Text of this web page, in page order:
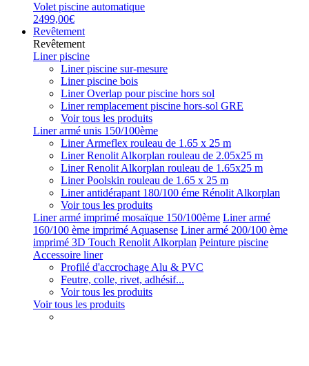
Volet piscine automatique
2499,00€
Revêtement
Revêtement
Liner piscine
Liner piscine sur-mesure
Liner piscine bois
Liner Overlap pour piscine hors sol
Liner remplacement piscine hors-sol GRE
Voir tous les produits
Liner armé unis 150/100ème
Liner Armeflex rouleau de 1.65 x 25 m
Liner Renolit Alkorplan rouleau de 2.05x25 m
Liner Renolit Alkorplan rouleau de 1.65x25 m
Liner Poolskin rouleau de 1.65 x 25 m
Liner antidérapant 180/100 éme Rénolit Alkorplan
Voir tous les produits
Liner armé imprimé mosaïque 150/100ème Liner armé
160/100 ème imprimé Aquasense Liner armé 200/100 ème
imprimé 3D Touch Renolit Alkorplan Peinture piscine
Accessoire liner
Profilé d'accrochage Alu & PVC
Feutre, colle, rivet, adhésif...
Voir tous les produits
Voir tous les produits